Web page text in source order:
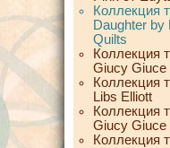
Коллекция
Daughter by
Quilts
Коллекция
Giucy Giuce
Коллекция
Libs Elliott
Коллекция
Giucy Giuce
Коллекция